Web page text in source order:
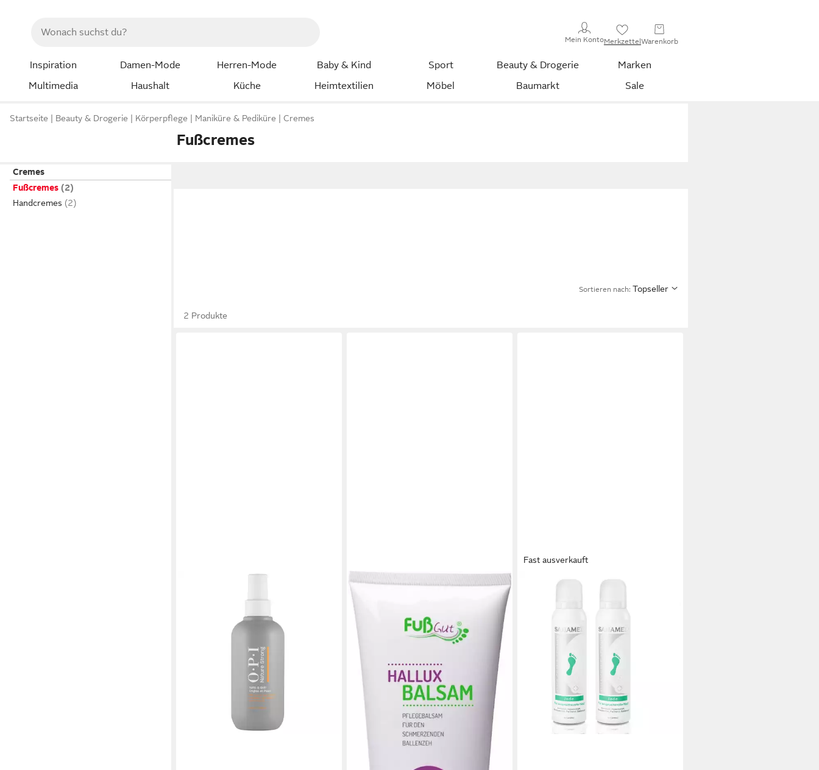
Mein KontoMerkzettelWarenkorb
Inspiration Damen-Mode Herren-Mode Baby & Kind Sport Beauty & Drogerie
Marken
Multimedia
Haushalt Küche Heimtextilien Möbel Baumarkt Sale
Startseite Beauty & Drogerie Körperpflege Maniküre & Pediküre Cremes
Fußcremes
Cremes
Fußcremes
Handcremes
Sortieren nach: Topseller
2 Produkte
Fast ausverkauft
SANAMED
(16,60 €/ 100 ml)
lieferbar - in 2-3 Werktagen bei dir